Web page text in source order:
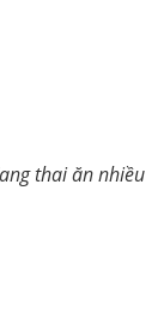
thai ăn nhiều